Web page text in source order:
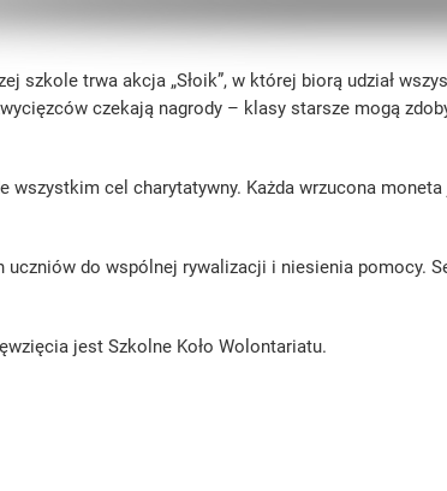
szkole trwa akcja „Słoik”, w której biorą udział
czekają nagrody – klasy starsze mogą
wszystkim cel charytatywny. Każda wrzucona
uczniów do wspólnej rywalizacji i niesienia pomocy.
jest Szkolne Koło Wolontariatu.